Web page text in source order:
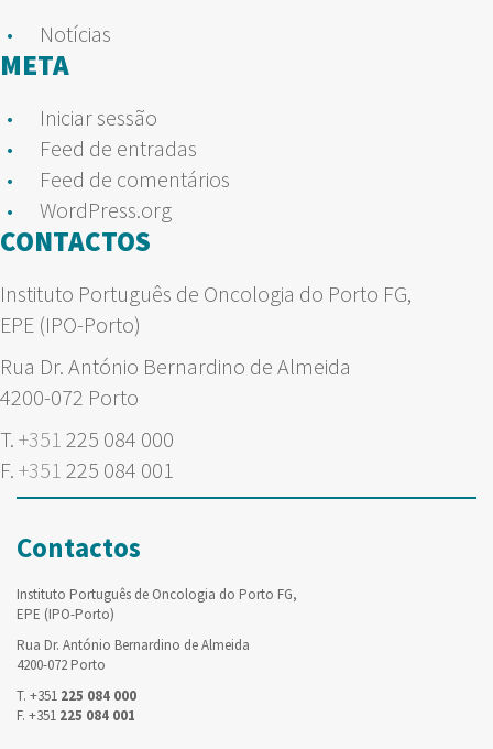
Notícias
META
Iniciar sessão
Feed de entradas
Feed de comentários
WordPress.org
CONTACTOS
Instituto Português de Oncologia do Porto FG,
EPE (IPO-Porto)
Rua Dr. António Bernardino de Almeida
4200-072 Porto
T. +351 225 084 000
F. +351 225 084 001
Contactos
Instituto Português de Oncologia do Porto FG,
EPE (IPO-Porto)
Rua Dr. António Bernardino de Almeida
4200-072 Porto
T. +351 225 084 000
F. +351 225 084 001